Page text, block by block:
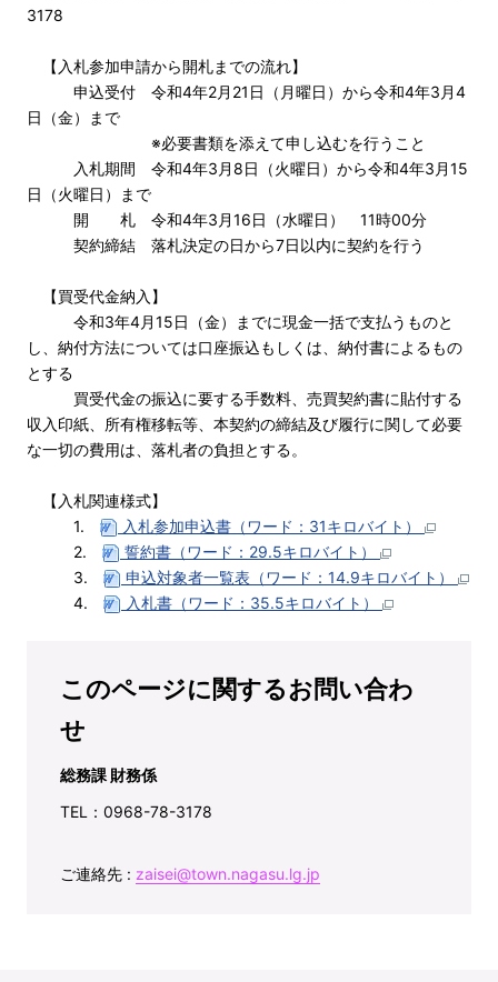
3178
【入札参加申請から開札までの流れ】
申込受付 令和4年2月21日（月曜日）から令和4年3月4
日（金）まで
※必要書類を添えて申し込むを行うこと
入札期間 令和4年3月8日（火曜日）から令和4年3月15
日（火曜日）まで
開 札 令和4年3月16日（水曜日） 11時00分
契約締結 落札決定の日から7日以内に契約を行う
【買受代金納入】
令和3年4月15日（金）までに現金一括で支払うものと
し、納付方法については口座振込もしくは、納付書によるもの
とする
買受代金の振込に要する手数料、売買契約書に貼付する
収入印紙、所有権移転等、本契約の締結及び履行に関して必要
な一切の費用は、落札者の負担とする。
【入札関連様式】
1.
入札参加申込書（ワード：31キロバイト）
2.
誓約書（ワード：29.5キロバイト）
3.
申込対象者一覧表（ワード：14.9キロバイト）
4.
入札書（ワード：35.5キロバイト）
このページに関するお問い合わ
せ
総務課 財務係
TEL：0968-78-3178
ご連絡先 : zaisei@town.nagasu.lg.jp